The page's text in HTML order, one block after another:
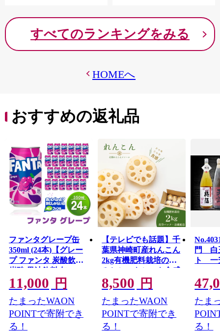
すべてのランキングをみる
HOMEへ
おすすめの返礼品
ファンタグレープ缶
350ml (24本)【グレー
プ ファンタ 炭酸飲料
炭酸 果汁飲料 缶 350
イベント 子供に人
気】K090071
11,000 円
たまったWAON
POINTで寄附でき
る！
【テレビでも話題】千
葉県神崎町産れんこん
2kg有機肥料栽培の甘
みとシャキシャキ食感
（真空パック・冷蔵配
送）（※4月〜8月は出
荷不可）[022-a001]
【千葉県 神崎町 ふる
さと納税】
8,500 円
たまったWAON
POINTで寄附でき
る！
門 白
ト 一
たま
る！